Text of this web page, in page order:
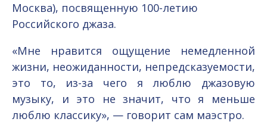
Москва), посвященную 100-летию
Российского джаза.
«Мне нравится ощущение немедленной
жизни, неожиданности, непредсказуемости,
это то, из-за чего я люблю джазовую
музыку, и это не значит, что я меньше
люблю классику», — говорит сам маэстро.